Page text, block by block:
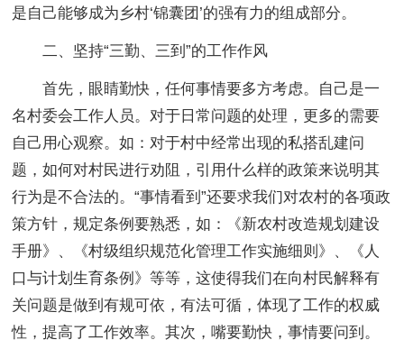
是自己能够成为乡村‘锦囊团’的强有力的组成部分。
二、坚持“三勤、三到”的工作作风
首先，眼睛勤快，任何事情要多方考虑。自己是一
名村委会工作人员。对于日常问题的处理，更多的需要
自己用心观察。如：对于村中经常出现的私搭乱建问
题，如何对村民进行劝阻，引用什么样的政策来说明其
行为是不合法的。“事情看到”还要求我们对农村的各项政
策方针，规定条例要熟悉，如：《新农村改造规划建设
手册》、《村级组织规范化管理工作实施细则》、《人
口与计划生育条例》等等，这使得我们在向村民解释有
关问题是做到有规可依，有法可循，体现了工作的权威
性，提高了工作效率。其次，嘴要勤快，事情要问到。